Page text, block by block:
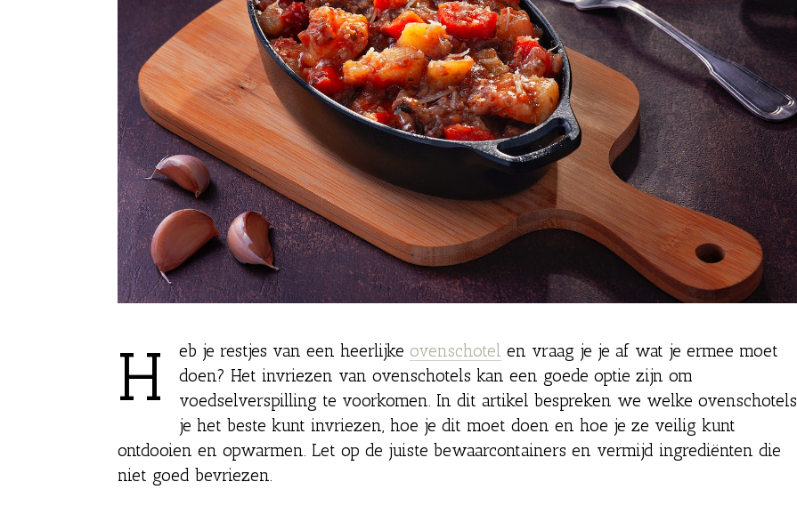
H eb je restjes van een heerlijke ovenschotel en vraag je je af wat je ermee moet
doen? Het invriezen van ovenschotels kan een goede optie zijn om
voedselverspilling te voorkomen. In dit artikel bespreken we welke ovenschotels
je het beste kunt invriezen, hoe je dit moet doen en hoe je ze veilig kunt
ontdooien en opwarmen. Let op de juiste bewaarcontainers en vermijd ingrediënten die
niet goed bevriezen.